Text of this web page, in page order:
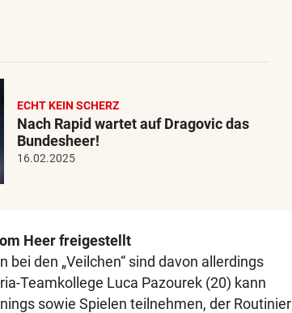
ECHT KEIN SCHERZ
Nach Rapid wartet auf Dragovic das
Bundesheer!
16.02.2025
Heer freigestellt
den „Veilchen“ sind davon allerdings
Teamkollege Luca Pazourek (20) kann
sowie Spielen teilnehmen, der Routinier